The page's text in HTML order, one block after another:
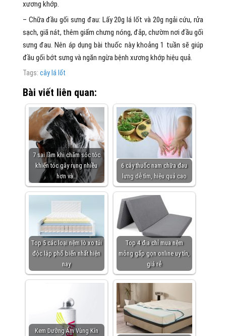
xương khớp.
– Chữa đầu gối sưng đau: Lấy 20g lá lốt và 20g ngải cứu, rửa
sạch, giã nát, thêm giấm chưng nóng, đắp, chườm nơi đầu gối
sưng đau. Nên áp dụng bài thuốc này khoảng 1 tuần sẽ giúp
đầu gối bớt sưng và ngăn ngừa bệnh xương khớp hiệu quả.
Tags: cây lá lốt
Bài viết liên quan:
7 sai lầm khi chăm sóc tóc
khiến tóc gãy rụng nhiều
hơn và…
6 cây thuốc nam chữa đau
lưng dễ tìm, hiệu quả cao
Top 5 các loại nệm lò xo túi
độc lập phổ biến nhất hiện
nay
Top 4 địa chỉ mua nệm
mỏng gấp gọn online uy tín,
giá rẻ
Kem Dưỡng Ẩm Vùng Kín